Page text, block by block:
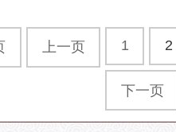
上一页 1 2
下一页